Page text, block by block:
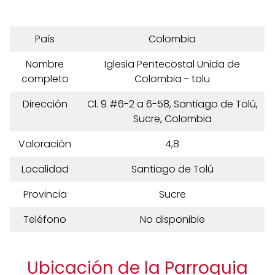
País
Colombia
Nombre
completo
Iglesia Pentecostal Unida de
Colombia - tolu
Dirección
Cl. 9 #6-2 a 6-58, Santiago de Tolú,
Sucre, Colombia
Valoración
4,8
Localidad
Santiago de Tolú
Provincia
Sucre
Teléfono
No disponible
Ubicación de la Parroquia